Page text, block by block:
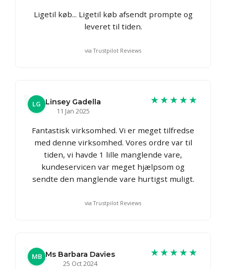
Ligetil køb... Ligetil køb afsendt prompte og
leveret til tiden.
via Trustpilot Reviews
LG
Linsey Gadella
11 Jan 2025
★★★★★
Fantastisk virksomhed. Vi er meget tilfredse
med denne virksomhed. Vores ordre var til
tiden, vi havde 1 lille manglende vare,
kundeservicen var meget hjælpsom og
sendte den manglende vare hurtigst muligt.
via Trustpilot Reviews
MB Ms Barbara Davies
25 Oct 2024
★★★★★